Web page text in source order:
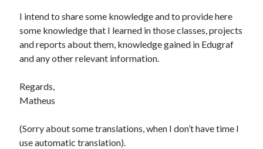
I intend to share some knowledge and to provide here
some knowledge that I learned in those classes, projects
and reports about them, knowledge gained in Edugraf
and any other relevant information.
Regards,
Matheus
(Sorry about some translations, when I don’t have time I
use automatic translation).